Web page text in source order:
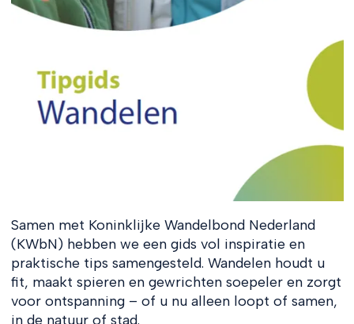
Samen met Koninklijke Wandelbond Nederland
(KWbN) hebben we een gids vol inspiratie en
praktische tips samengesteld. Wandelen houdt u
fit, maakt spieren en gewrichten soepeler en zorgt
voor ontspanning – of u nu alleen loopt of samen,
in de natuur of stad.